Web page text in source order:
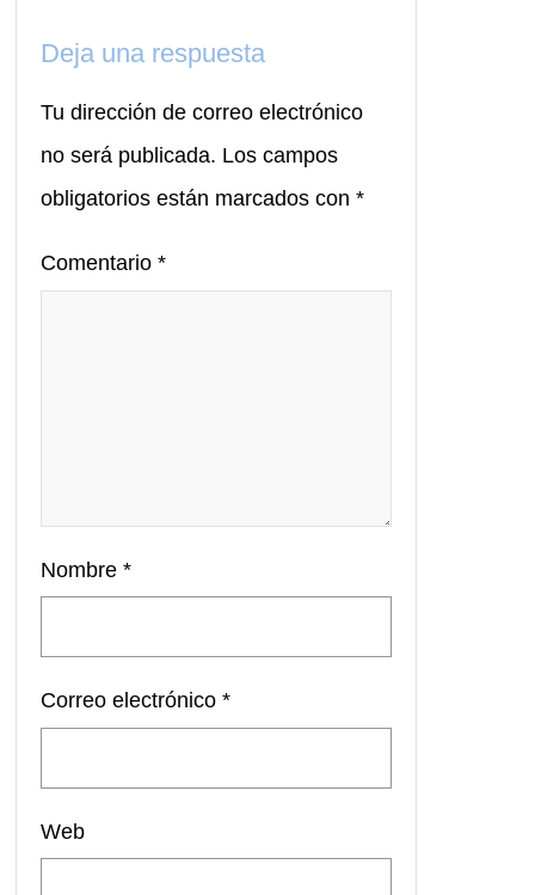
Deja una respuesta
Tu dirección de correo electrónico
no será publicada. Los campos
obligatorios están marcados con *
Comentario *
Nombre *
Correo electrónico *
Web